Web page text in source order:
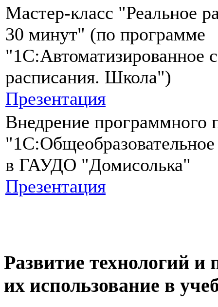
Мастер-класс "Реальное
30 минут" (по программе
"1С:Автоматизированное
расписания. Школа")
Презентация
Внедрение программного
в ГАУДО "Домисолька"
Презентация
Развитие технологий
их использование в